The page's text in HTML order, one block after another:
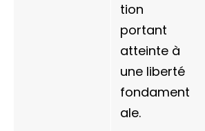
tion
portant
atteinte à
une liberté
fondament
ale.